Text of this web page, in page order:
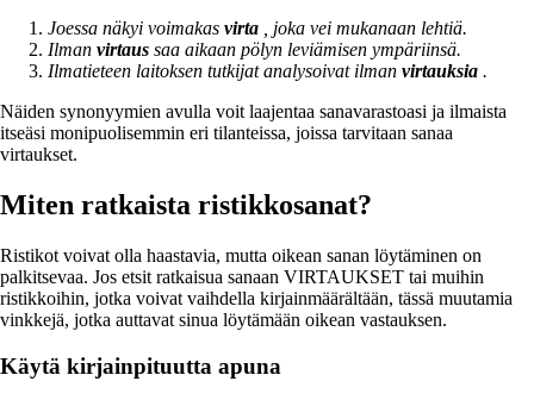
Joessa näkyi voimakas virta , joka vei mukanaan lehtiä.
Ilman virtaus saa aikaan pölyn leviämisen ympäriinsä.
Ilmatieteen laitoksen tutkijat analysoivat ilman virtauksia .
Näiden synonyymien avulla voit laajentaa sanavarastoasi ja ilmaista
itseäsi monipuolisemmin eri tilanteissa, joissa tarvitaan sanaa
virtaukset.
Miten ratkaista ristikkosanat?
Ristikot voivat olla haastavia, mutta oikean sanan löytäminen on
palkitsevaa. Jos etsit ratkaisua sanaan VIRTAUKSET tai muihin
ristikkoihin, jotka voivat vaihdella kirjainmäärältään, tässä muutamia
vinkkejä, jotka auttavat sinua löytämään oikean vastauksen.
Käytä kirjainpituutta apuna